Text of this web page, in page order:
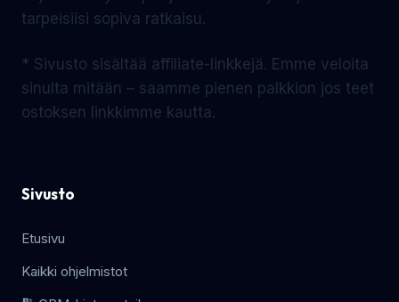
tarpeisiisi sopiva ratkaisu.
* Sivusto sisältää affiliate-linkkejä. Emme veloita
sinulta mitään – saamme pienen palkkion jos teet
ostoksen linkkimme kautta.
Sivusto
Etusivu
Kaikki ohjelmistot